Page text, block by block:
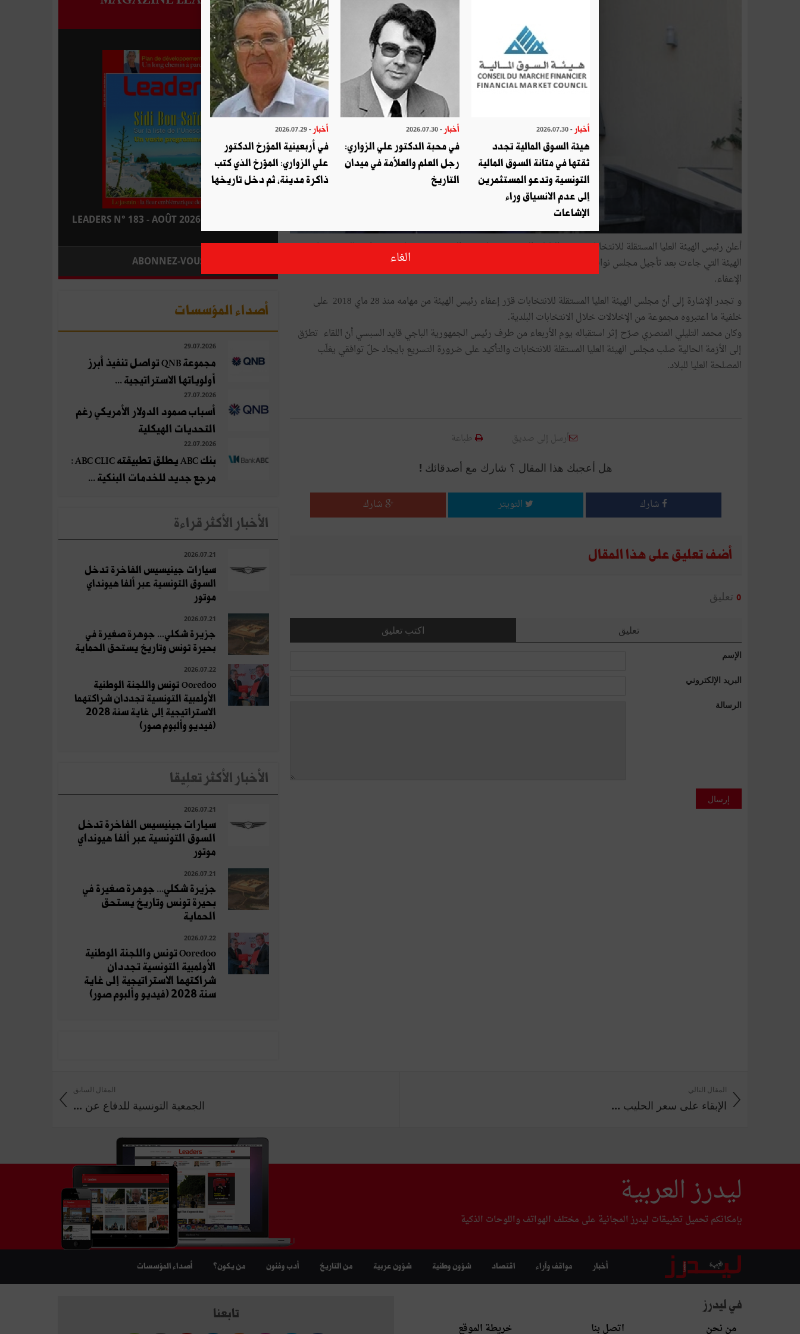
أعلن رئيس الهيئة العليا المستقلة للانتخابات محمد التليلي المنصري صباح يوم الخميس 5 جويلية 2018 استقالته من رئاسة
الهيئة التي جاءت بعد تأجيل مجلس نواب الشعب الجلسة العامة التي كان من المفروض عقدها منذ يومين للنظر في طلب هذا
الإعفاء.
و تجدر الإشارة إلى أنّ مجلس الهيئة العليا المستقلة للانتخابات قرّر إعفاء رئيس الهيئة من مهامه منذ 28 ماي 2018 على
خلفية ما اعتبروه مجموعة من الإخلالات خلال الانتخابات البلدية.
وكان محمد التليلي المنصري صرّح إثر استقباله يوم الأربعاء من طرف رئيس الجمهورية الباجي قايد السبسي أنّ اللقاء تطرّق
إلى الأزمة الحالية صلب مجلس الهيئة العليا المستقلة للانتخابات والتأكيد على ضرورة التسريع بايجاد حلّ توافقي يغلّب
المصلحة العليا للبلاد.
أرسل إلى صديق طباعة
هل أعجبك هذا المقال ؟ شارك مع أصدقائك !
شارك التويتر شارك
أضف تعليق على هذا المقال
0 تعليق
اكتب تعليق تعليق
الإسم
البريد الإلكتروني
الرسالة
إرسال
LEADERS N° 183 - AOÛT 2026 : EN KIOSQUE
ABONNEZ-VOUS
أصداء المؤسسات
29.07.2026
مجموعة QNB تواصل تنفيذ أبرز
أولوياتها الاستراتيجية ...
27.07.2026
أسباب صمود الدولار الأمريكي رغم
التحديات الهيكلية
22.07.2026
بنك ABC يطلق تطبيقته ABC CLIC :
مرجع جديد للخدمات البنكية ...
الأخبار الأكثر قراءة
2026.07.21
سيارات جينيسيس الفاخرة تدخل
السوق التونسية عبر ألفا هيونداي
موتور
2026.07.21
جزيرة شكلي... جوهرة صغيرة في
بحيرة تونس وتاريخ يستحق الحماية
2026.07.22
Ooredoo تونس واللجنة الوطنية
الأولمبية التونسية تجددان شراكتهما
الاستراتيجية إلى غاية سنة 2028
(فيديو وألبوم صور)
الأخبار الأكثر تعلِيقا
2026.07.21
سيارات جينيسيس الفاخرة تدخل
السوق التونسية عبر ألفا هيونداي
موتور
2026.07.21
جزيرة شكلي... جوهرة صغيرة في
بحيرة تونس وتاريخ يستحق
الحماية
2026.07.22
Ooredoo تونس واللجنة الوطنية
الأولمبية التونسية تجددان
شراكتهما الاستراتيجية إلى غاية
سنة 2028 (فيديو وألبوم صور)
المقال السابق
الجمعية التونسية للدفاع عن ...
المقال التالي
الإبقاء على سعر الحليب ...
ليدرز العربية
بإمكانكم تحميل تطبيقات ليدرز المجانية على مختلف الهواتف واللوحات الذكية
أخبار مواقف وآراء اقتصاد شؤون وطنية شؤون عربية من التاريخ أدب وفنون من يكون؟ أصداء المؤسسات
في ليدرز
من نحن اتصل بنا خريطة الموقع
تابعنا
أخبار - 2026.07.30
هيئة السوق المالية تجدد
ثقتها في متانة السوق المالية
التونسية وتدعو المستثمرين
إلى عدم الانسياق وراء
الإشاعات
أخبار - 2026.07.30
في محبة الدكتور علي الزواري:
رجل العلم والعلاّمة في ميدان
التاريخ
أخبار - 2026.07.29
في أربعينية المؤرخ الدكتور
علي الزواري: المؤرخ الذي كتب
ذاكرة مدينة، ثم دخل تاريخها
الغاء